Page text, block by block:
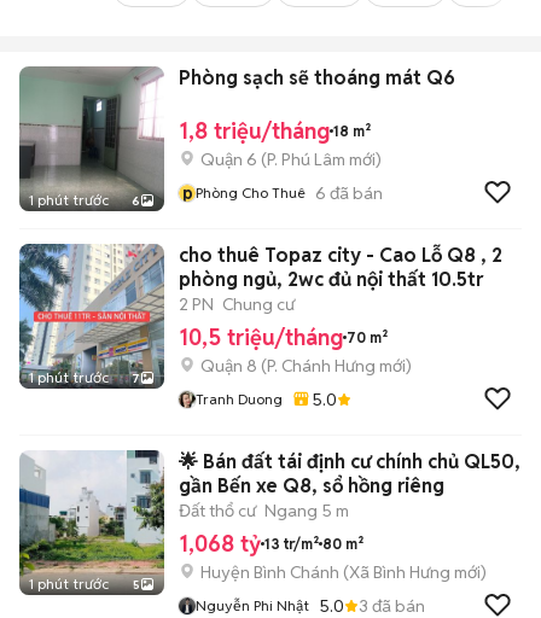
1 phút trước 6
Phòng sạch sẽ thoáng mát Q6
1,8 triệu/tháng 18 m²
Quận 6 (P. Phú Lâm mới)
pPhòng Cho Thuê 6 đã bán
1 phút trước 7
cho thuê Topaz city - Cao Lỗ Q8 , 2
phòng ngủ, 2wc đủ nội thất 10.5tr
2 PN Chung cư
10,5 triệu/tháng 70 m²
Quận 8 (P. Chánh Hưng mới)
Tranh Duong 5.0
1 phút trước 5
🌟 Bán đất tái định cư chính chủ QL50,
gần Bến xe Q8, sổ hồng riêng
Đất thổ cư Ngang 5 m
1,068 tỷ 13 tr/m² 80 m²
Huyện Bình Chánh (Xã Bình Hưng mới)
Nguyễn Phi Nhật 5.0 3 đã bán